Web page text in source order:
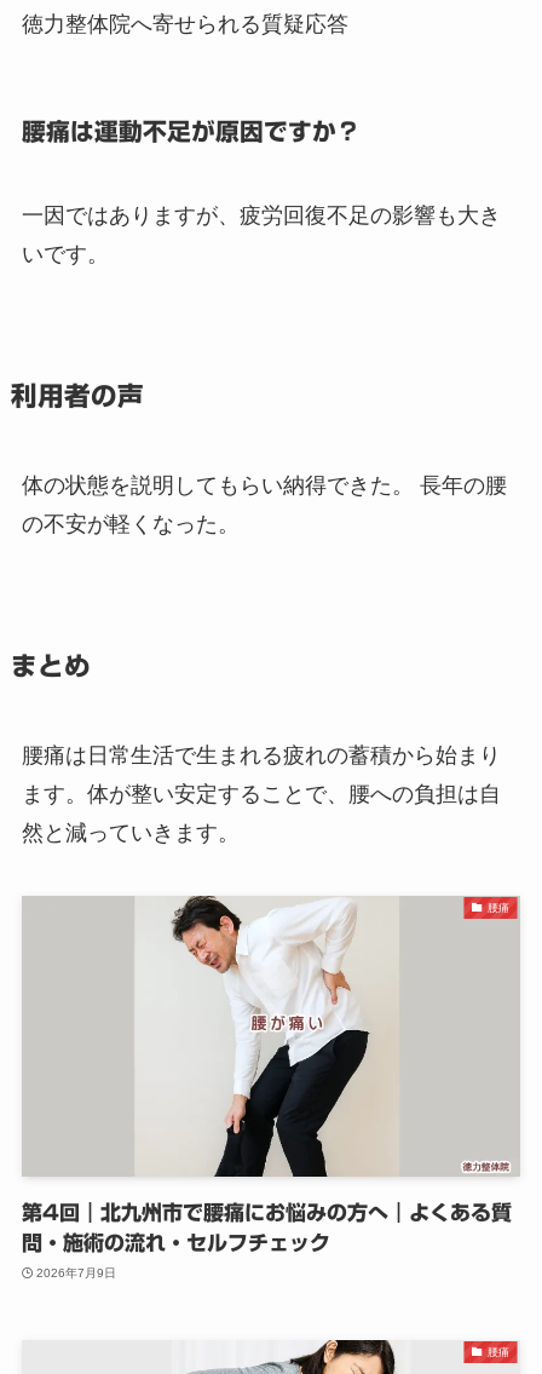
徳力整体院へ寄せられる質疑応答
腰痛は運動不足が原因ですか？
一因ではありますが、疲労回復不足の影響も大き
いです。
利用者の声
体の状態を説明してもらい納得できた。 長年の腰
の不安が軽くなった。
まとめ
腰痛は日常生活で生まれる疲れの蓄積から始まり
ます。体が整い安定することで、腰への負担は自
然と減っていきます。
腰痛
第4回｜北九州市で腰痛にお悩みの方へ｜よくある質
問・施術の流れ・セルフチェック
2026年7月9日
腰痛